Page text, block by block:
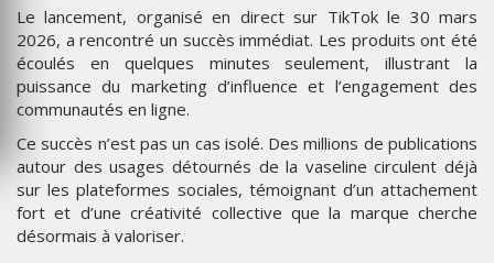
Le lancement, organisé en direct sur TikTok le 30 mars
2026, a rencontré un succès immédiat. Les produits ont été
écoulés en quelques minutes seulement, illustrant la
puissance du marketing d’influence et l’engagement des
communautés en ligne.
Ce succès n’est pas un cas isolé. Des millions de publications
autour des usages détournés de la vaseline circulent déjà
sur les plateformes sociales, témoignant d’un attachement
fort et d’une créativité collective que la marque cherche
désormais à valoriser.